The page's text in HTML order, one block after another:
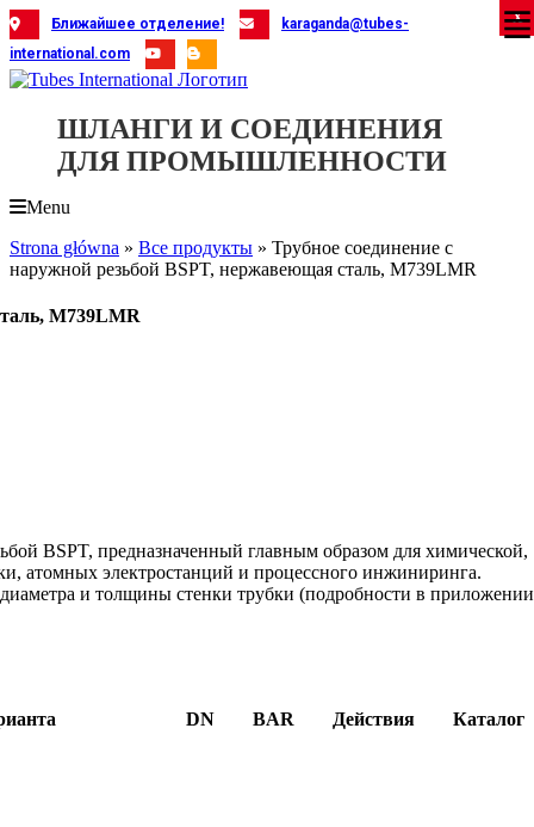
Skip
to
content
Ближайшее отделение!
karaganda@tubes-
international.com
ШЛАНГИ И СОЕДИНЕНИЯ
ДЛЯ ПРОМЫШЛЕННОСТИ
Menu
Strona główna » Все продукты » Трубное соединение с
наружной резьбой BSPT, нержавеющая сталь, M739LMR
M739LMR
BSPT, предназначенный главным образом для химической,
атомных электростанций и процессного инжиниринга.
и толщины стенки трубки (подробности в
DN BAR Действия Каталог
X
X
X
X
X
X
X
X
X
X
X
X
X
X
X
X
X
X
X